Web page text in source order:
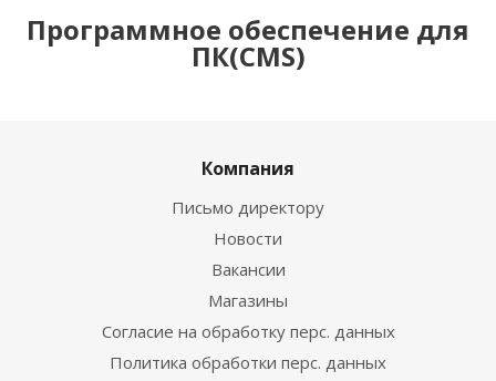
Программное обеспечение для
ПК(CMS)
Компания
Письмо директору
Новости
Вакансии
Магазины
Согласие на обработку перс. данных
Политика обработки перс. данных